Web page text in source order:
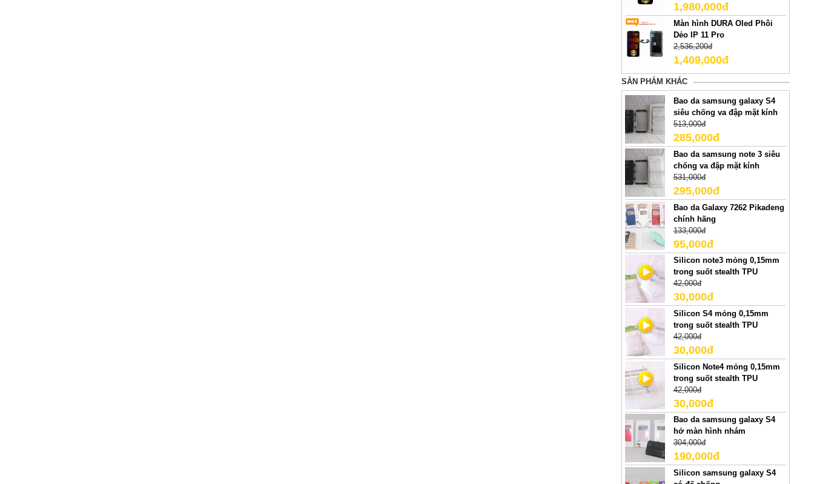
1,980,000đ
Màn hình DURA Oled Phôi
Dẻo IP 11 Pro
2,536,200đ
1,409,000đ
SẢN PHẢM KHÁC
Bao da samsung galaxy S4
siêu chống va đập mặt kính
513,000đ
285,000đ
Bao da samsung note 3 siêu
chống va đập mặt kính
531,000đ
295,000đ
Bao da Galaxy 7262 Pikadeng
chính hãng
133,000đ
95,000đ
Silicon note3 mỏng 0,15mm
trong suốt stealth TPU
42,000đ
30,000đ
Silicon S4 mỏng 0,15mm
trong suốt stealth TPU
42,000đ
30,000đ
Silicon Note4 mỏng 0,15mm
trong suốt stealth TPU
42,000đ
30,000đ
Bao da samsung galaxy S4
hở màn hình nhám
304,000đ
190,000đ
Silicon samsung galaxy S4